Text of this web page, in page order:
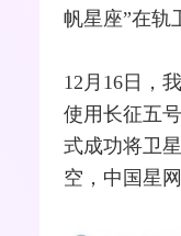
帆星座”在轨
12月16日，
使用长征五
式成功将卫
空，中国星